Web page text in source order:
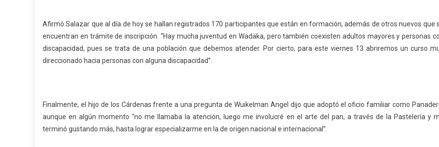
Afirmó Salazar que al día de hoy se hallan registrados 170 participantes que están en formación, además de otros nuevos que
encuentran en trámite de inscripción. “Hay mucha juventud en Wadäka, pero también coexisten adultos mayores y personas
discapacidad, pues se trata de una población que debemos atender. Por cierto, para este viernes 13 abriremos un curso
direccionado hacia personas con alguna discapacidad”.
Finalmente, el hijo de los Cárdenas frente a una pregunta de Wuikelman Angel dijo que adoptó el oficio familiar como
aunque en algún momento “no me llamaba la atención, luego me involucré en el arte del pan, a través de la Pastelería y
terminó gustando más, hasta lograr especializarme en la de origen nacional e internacional”.